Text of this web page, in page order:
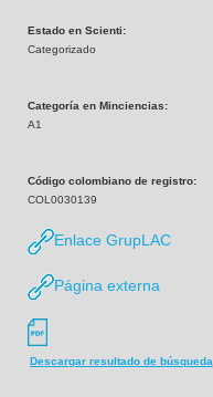
Estado en Scienti:
Categorizado
Categoría en Minciencias:
A1
Código colombiano de registro:
COL0030139
Enlace GrupLAC
Página externa
Descargar resultado de búsqueda